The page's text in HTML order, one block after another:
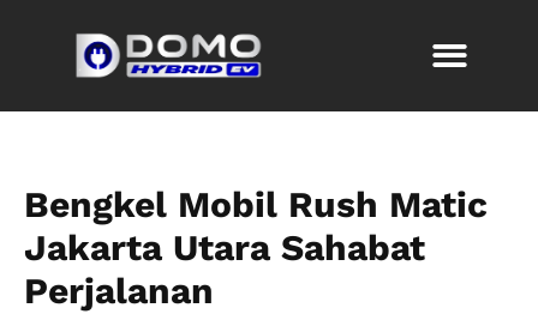
Bengkel Mobil Rush Matic
Jakarta Utara Sahabat
Perjalanan